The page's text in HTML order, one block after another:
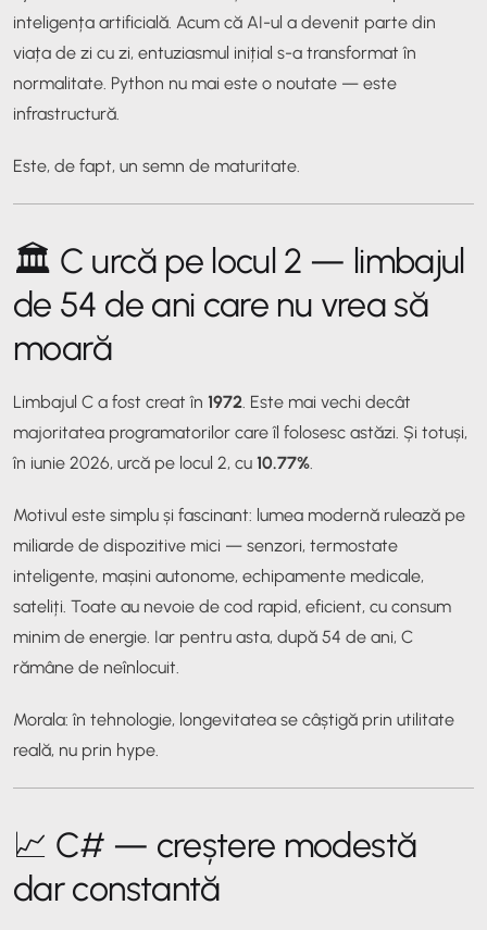
inteligența artificială. Acum că AI-ul a devenit parte din
viața de zi cu zi, entuziasmul inițial s-a transformat în
normalitate. Python nu mai este o noutate — este
infrastructură.
Este, de fapt, un semn de maturitate.
🏛️ C urcă pe locul 2 — limbajul
de 54 de ani care nu vrea să
moară
Limbajul C a fost creat în 1972 . Este mai vechi decât
majoritatea programatorilor care îl folosesc astăzi. Și totuși,
în iunie 2026, urcă pe locul 2, cu 10.77%
Motivul este simplu și fascinant: lumea modernă rulează pe
miliarde de dispozitive mici — senzori, termostate
inteligente, mașini autonome, echipamente medicale,
sateliți. Toate au nevoie de cod rapid, eficient, cu consum
minim de energie. Iar pentru asta, după 54 de ani, C
rămâne de neînlocuit.
Morala: în tehnologie, longevitatea se câștigă prin utilitate
reală, nu prin hype.
📈 C# — creștere modestă
dar constantă